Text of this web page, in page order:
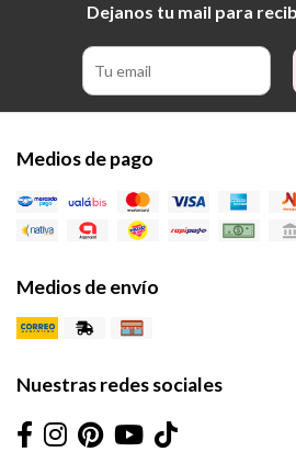
Dejanos tu mail para
Medios de pago
Medios de envío
Nuestras redes sociales